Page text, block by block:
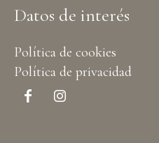
Datos de interés
Política de cookies
Política de privacidad